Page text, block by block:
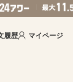
履歴 マイページ